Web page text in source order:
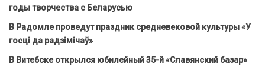
годы творчества с Беларусью
В Радомле проведут праздник средневековой культуры «У
госці да радзімічаў»
В Витебске открылся юбилейный 35-й «Славянский базар»